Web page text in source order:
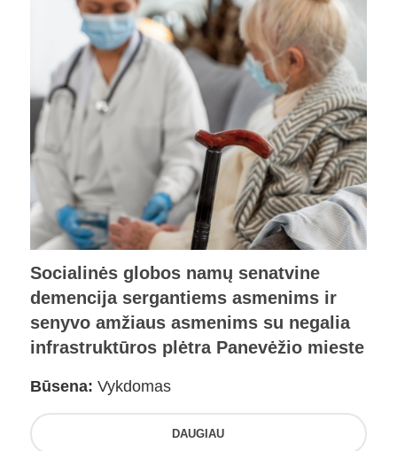
Socialinės globos namų senatvine
demencija sergantiems asmenims ir
senyvo amžiaus asmenims su negalia
infrastruktūros plėtra Panevėžio mieste
Būsena: Vykdomas
DAUGIAU